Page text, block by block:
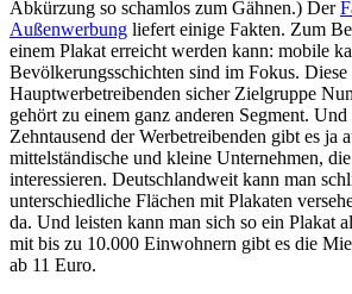
Abkürzung so schamlos zum Gähnen.) Der
Außenwerbung liefert einige Fakten. Zum
einem Plakat erreicht werden kann: mobile
Bevölkerungsschichten sind im Fokus.
Hauptwerbetreibenden sicher Zielgruppe
gehört zu einem ganz anderen Segment.
Zehntausend der Werbetreibenden gibt es ja
mittelständische und kleine Unternehmen,
interessieren. Deutschlandweit kann man
unterschiedliche Flächen mit Plakaten
da. Und leisten kann man sich so ein Plakat
mit bis zu 10.000 Einwohnern gibt es die
ab 11 Euro.